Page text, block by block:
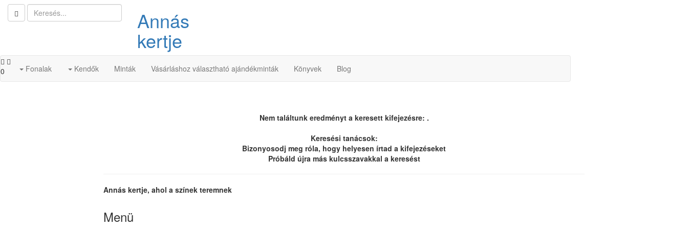
Annás
kertje
0 Fonalak Kendők Minták Vásárláshoz választható ajándékminták Könyvek Blog
Nem találtunk eredményt a keresett kifejezésre: .
Keresési tanácsok:
Bizonyosodj meg róla, hogy helyesen írtad a kifejezéseket
Próbáld újra más kulcsszavakkal a keresést
Annás kertje, ahol a színek teremnek
Menü